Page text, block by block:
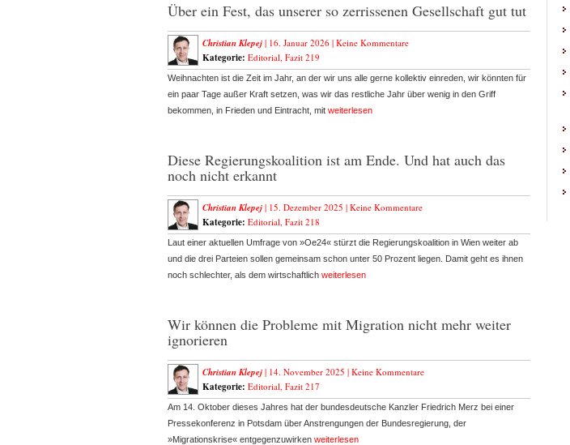
Über ein Fest, das unserer so zerrissenen Gesellschaft gut tut
Christian Klepej | 16. Januar 2026 | Keine Kommentare
Kategorie: Editorial, Fazit 219
Weihnachten ist die Zeit im Jahr, an der wir uns alle gerne kollektiv einreden, wir könnten für
ein paar Tage außer Kraft setzen, was wir das restliche Jahr über wenig in den Griff
bekommen, in Frieden und Eintracht, mit weiterlesen
Diese Regierungskoalition ist am Ende. Und hat auch das
noch nicht erkannt
Christian Klepej | 15. Dezember 2025 | Keine Kommentare
Kategorie: Editorial, Fazit 218
Laut einer aktuellen Umfrage von »Oe24« stürzt die Regierungskoalition in Wien weiter ab
und die drei Parteien sollen gemeinsam schon unter 50 Prozent liegen. Damit geht es ihnen
noch schlechter, als dem wirtschaftlich weiterlesen
Wir können die Probleme mit Migration nicht mehr weiter
ignorieren
Christian Klepej | 14. November 2025 | Keine Kommentare
Kategorie: Editorial, Fazit 217
Am 14. Oktober dieses Jahres hat der bundesdeutsche Kanzler Friedrich Merz bei einer
Pressekonferenz in Potsdam über Anstrengungen der Bundesregierung, der
»Migrationskrise« entgegenzuwirken weiterlesen